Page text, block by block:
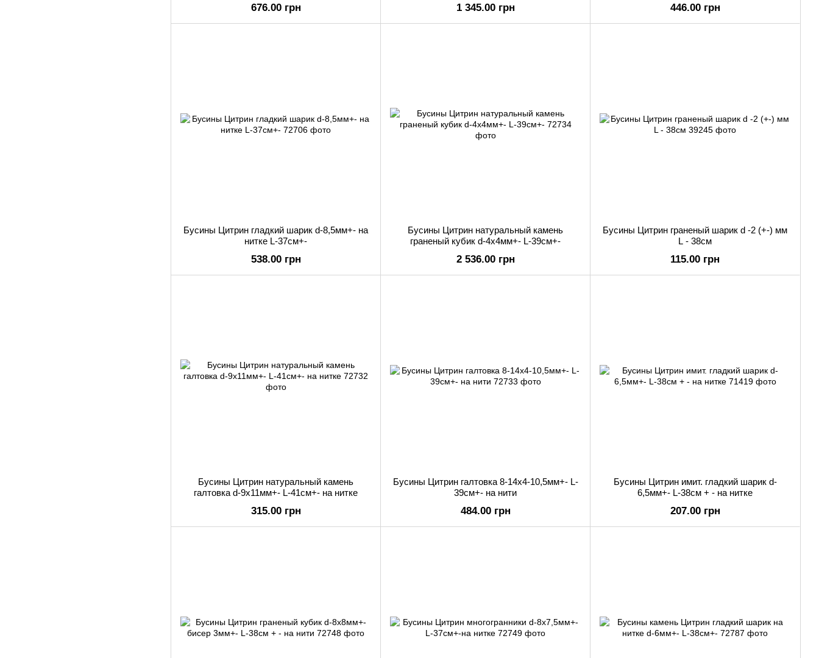
676.00 грн 1 345.00 грн 446.00 грн
Бусины Цитрин гладкий шарик d-8,5мм+- на
нитке L-37см+-
538.00 грн
Бусины Цитрин натуральный камень
граненый кубик d-4х4мм+- L-39см+-
2 536.00 грн
Бусины Цитрин граненый шарик d -2 (+-) мм
L - 38см
115.00 грн
Бусины Цитрин натуральный камень
галтовка d-9х11мм+- L-41см+- на нитке
315.00 грн
Бусины Цитрин галтовка 8-14х4-10,5мм+- L-
39см+- на нити
484.00 грн
Бусины Цитрин имит. гладкий шарик d-
6,5мм+- L-38см + - на нитке
207.00 грн